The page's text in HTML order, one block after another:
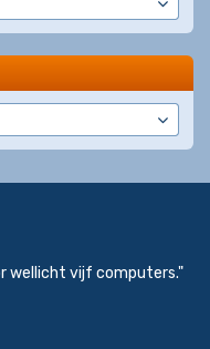
wellicht vijf computers."